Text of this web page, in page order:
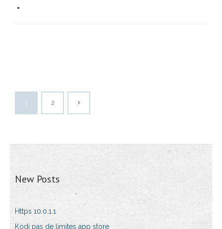
1 2
New Posts
Https 10.0.1.1
Kodi pas de limites app store